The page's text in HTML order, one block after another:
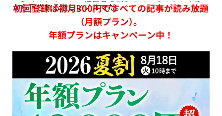
から下される厳しいノルマだ。
初回登録は初月300円ですべての記事が読み放題
（月額プラン）。
年額プランはキャンペーン中！